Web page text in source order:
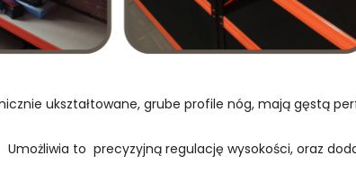
ukształtowane, grube profile nóg, mają gęstą
Umożliwia to precyzyjną regulację wysokości, oraz